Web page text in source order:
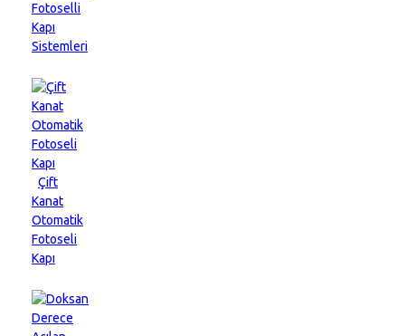
Fotoselli
Kapı
Sistemleri
Çift
Kanat
Otomatik
Fotoseli
Kapı